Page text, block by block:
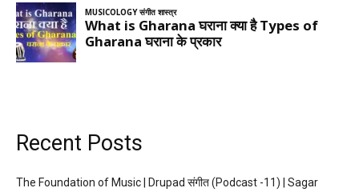
Recent Posts
The Foundation of Music | Drupad संगीत (Podcast -11) | Sagar